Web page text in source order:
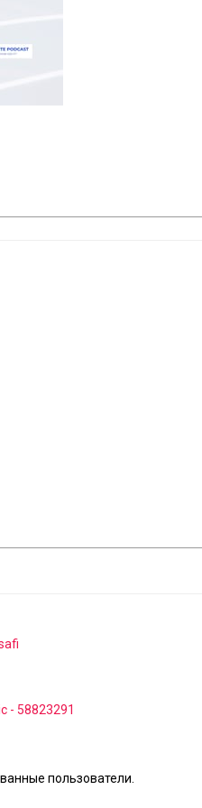
- 58823291
пользователи.